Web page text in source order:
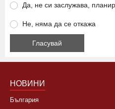
Да, не си заслужава,
Не, няма да се откажа
НОВИНИ
България